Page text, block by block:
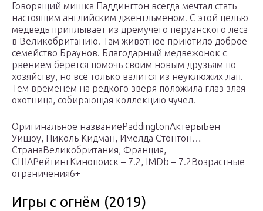
Говорящий мишка Паддингтон всегда мечтал стать
настоящим английским джентльменом. С этой целью
медведь приплывает из дремучего перуанского леса
в Великобританию. Там животное приютило доброе
семейство Браунов. Благодарный медвежонок с
рвением берется помочь своим новым друзьям по
хозяйству, но всё только валится из неуклюжих лап.
Тем временем на редкого зверя положила глаз злая
охотница, собирающая коллекцию чучел.
Оригинальное названиеPaddingtonАктерыБен
Уишоу, Николь Кидман, Имелда Стонтон…
СтранаВеликобритания, Франция,
СШАРейтингКинопоиск – 7.2, IMDb – 7.2Возрастные
ограничения6+
Игры с огнём (2019)